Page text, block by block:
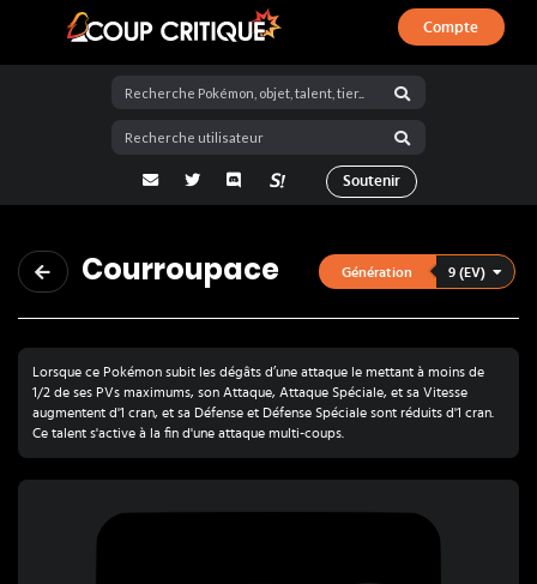
Coup Critique
Compte
adresse email
Twitter Discord La Salty Room sur Pokémon
Soutenir
Courroupace Génération 9 (EV)
Lorsque ce Pokémon subit les dégâts d’une attaque le mettant à moins de
1/2 de ses PVs maximums, son Attaque, Attaque Spéciale, et sa Vitesse
augmentent d'1 cran, et sa Défense et Défense Spéciale sont réduits d'1 cran.
Ce talent s'active à la fin d'une attaque multi-coups.